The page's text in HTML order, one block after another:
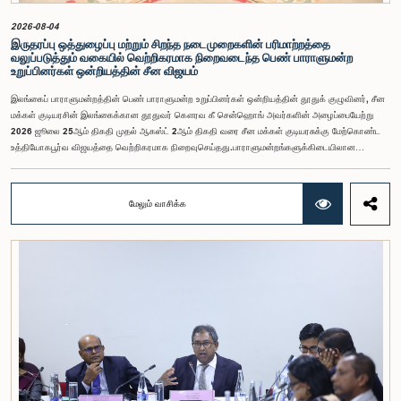
பாராளுமன்றம்
2026-08-04
இருதரப்பு ஒத்துழைப்பு மற்றும் சிறந்த நடைமுறைகளின் பரிமாற்றத்தை
வலுப்படுத்தும் வகையில் வெற்றிகரமாக நிறைவடைந்த பெண் பாராளுமன்ற
உறுப்பினர்கள் ஒன்றியத்தின் சீன விஜயம்
இலங்கைப் பாராளுமன்றத்தின் பெண் பாராளுமன்ற உறுப்பினர்கள் ஒன்றியத்தின் தூதுக் குழுவினர், சீன
மக்கள் குடியரசின் இலங்கைக்கான தூதுவர் கௌரவ கீ சென்ஹொங் அவர்களின் அழைப்பையேற்று
2026 ஜூலை 25ஆம் திகதி முதல் ஆகஸ்ட் 2ஆம் திகதி வரை சீன மக்கள் குடியரசுக்கு மேற்கொண்ட
உத்தியோகபூர்வ விஜயத்தை வெற்றிகரமாக நிறைவுசெய்தது.பாராளுமன்றங்களுக்கிடையிலான
நோக்கங்களாக அமைந்தன.சீனாவுக்கு விஜயம் மேற்கொண்ட தூதுக் குழுவிற்கு கௌரவ மகளிர் மற்றும்
சிறுவர் அலுவல்கள் அமைச்சர் சரோஜா சாவித்திரி போல்ராஜ் அவர்கள் தலைமைதாங்கியதுடன், இதில்
கௌரவ பாராளுமன்ற உறுப்பினர்களான ரோஹிணி குமாரி விஜேரத்ன, ஓஷானி உமங்கா, சட்டத்தரணி
நிலந்தி கொட்டஹச்சி, எம்.ஏ.சி.எஸ். சதுரி கங்கானி, சட்டத்தரணி நிலுஷா லக்மாலி கமகே,
ஒழுங்குமரபு அலுவலகத்தின் பாராளுமன்ற உத்தியோகத்தர் லஹிரு பத்திரணகே ஆகியோரும்
இணைந்திருந்தனர். குவாங்டொங் மாகாணத்தின் ஷென்சென் மற்றும் குவாங்சோ நகரங்களுக்கு
இக்குழுவினர் விஜயம் மேற்கொண்டதுடன், உத்தியோகபூர்வ சந்திப்புகள், கல்விசார் அமர்வுகள், நிறுவன
ரீதியான விஜயங்கள் மற்றும் கலாசார நிகழ்வுகள் உள்ளடங்கிய விரிவான நிகழ்ச்சித்திட்டங்களிலும்
இவர்கள் பங்கேற்றனர். சீனாவின் அபிவிருத்தி அனுபவம், புத்தாக்கச் சூழல் மற்றும் ஆட்சி முறைகள்
மேலும் வாசிக்க